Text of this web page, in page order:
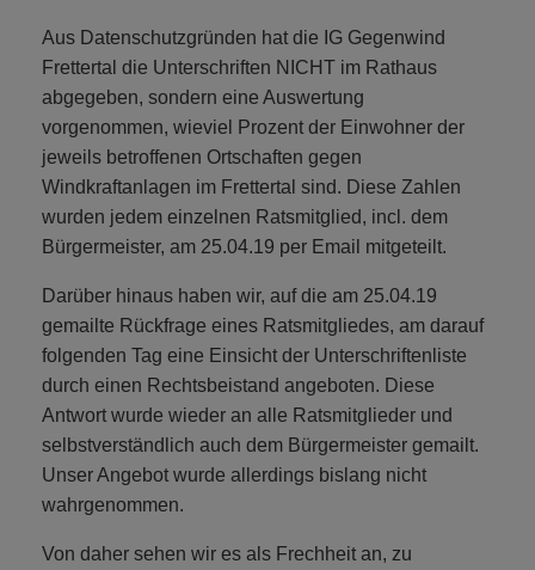
Aus Datenschutzgründen hat die IG Gegenwind
Frettertal die Unterschriften NICHT im Rathaus
abgegeben, sondern eine Auswertung
vorgenommen, wieviel Prozent der Einwohner der
jeweils betroffenen Ortschaften gegen
Windkraftanlagen im Frettertal sind. Diese Zahlen
wurden jedem einzelnen Ratsmitglied, incl. dem
Bürgermeister, am 25.04.19 per Email mitgeteilt.
Darüber hinaus haben wir, auf die am 25.04.19
gemailte Rückfrage eines Ratsmitgliedes, am darauf
folgenden Tag eine Einsicht der Unterschriftenliste
durch einen Rechtsbeistand angeboten. Diese
Antwort wurde wieder an alle Ratsmitglieder und
selbstverständlich auch dem Bürgermeister gemailt.
Unser Angebot wurde allerdings bislang nicht
wahrgenommen.
Von daher sehen wir es als Frechheit an, zu